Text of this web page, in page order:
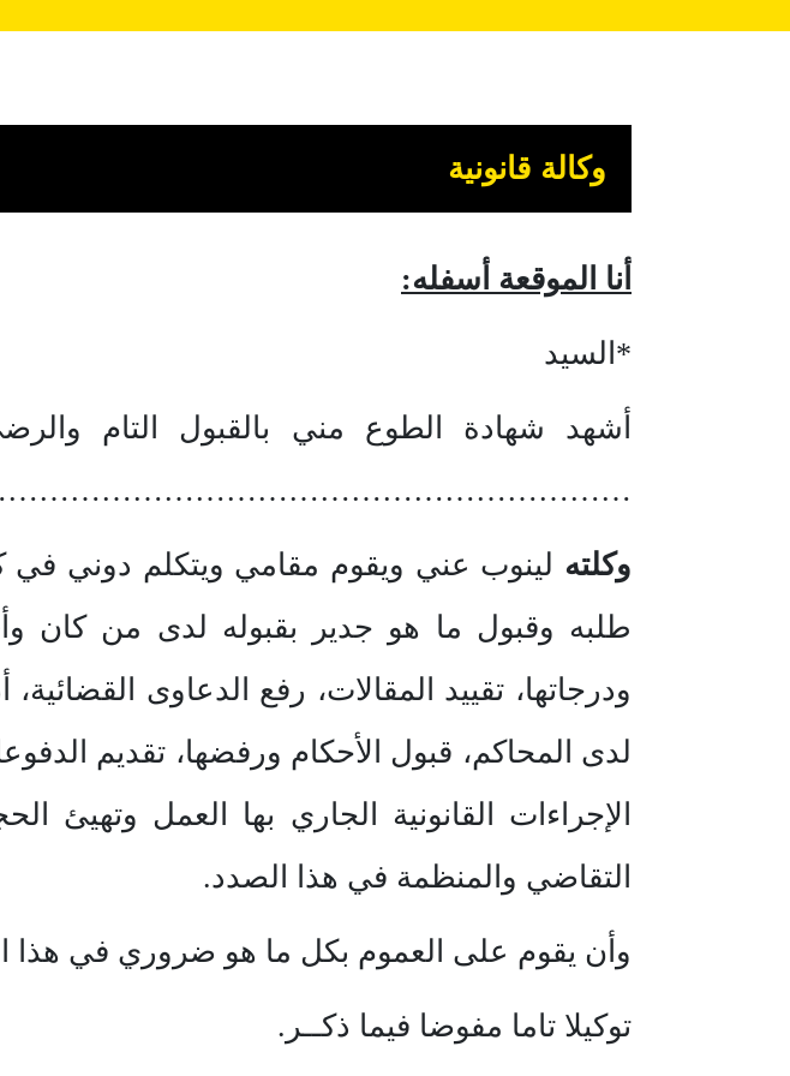
وكالة قانونية
أنا الموقعة أسفله:
*السيد
أشهد شهادة الطوع مني بالقبول التام
وكلته لينوب عني ويقوم مقامي ويتكلم دوني في
طلبه وقبول ما هو جدير بقبوله لدى من كان
ودرجاتها، تقييد المقالات، رفع الدعاوى القضائية،
لدى المحاكم، قبول الأحكام ورفضها، تقديم
الإجراءات القانونية الجاري بها العمل وتهيئ
التقاضي والمنظمة في هذا الصدد.
وأن يقوم على العموم بكل ما هو ضروري في هذا
توكيلا تاما مفوضا فيما ذكــر.